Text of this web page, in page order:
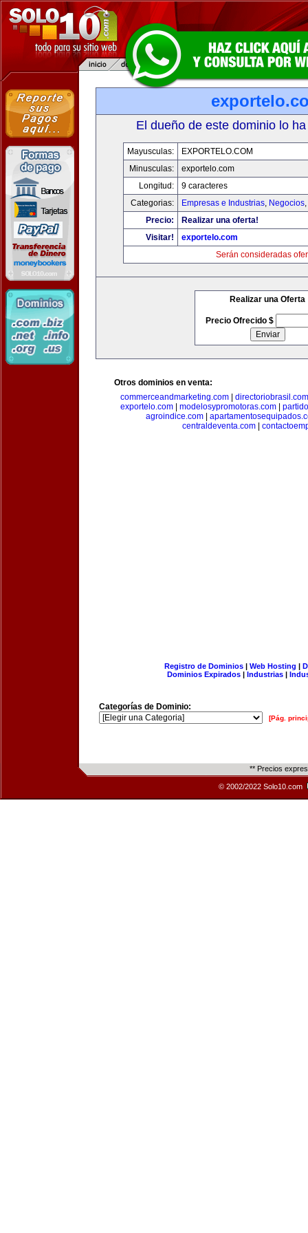
El dueño de este dominio lo
Mayusculas:
EXPORTELO.COM
Minusculas:
exportelo.com
Longitud:
9 caracteres
Categorias:
Empresas e Industrias, Negocios,
Precio:
Realizar una oferta!
Visitar!
exportelo.com
Serán consideradas
Realizar una Oferta
Precio Ofrecido $
Otros dominios en venta:
commerceandmarketing.com| directoriobrasil.com
exportelo.com
modelosypromotoras.com
agroindice.com
centraldeventa.com
Registro de Dominios| Web Hosting |
Dominios Expirados | Industrias |
Categorías de Dominio:
[Pág.
** Precios
© 2002/2022 Solo10.com